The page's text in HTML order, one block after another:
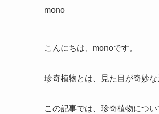
mono
こんにちは、monoです。
珍奇植物とは、見た目が奇妙
この記事では、珍奇植物につ